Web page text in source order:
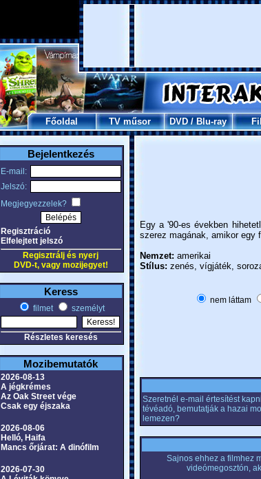
Főoldal TV műsor DVD/Blu-ray
Bejelentkezés
E-mail:
Jelszó:
Megjegyezzelek?
Regisztráció
Elfelejtett jelszó
Regisztrálj és nyerj
DVD-t, vagy mozijegyet!
Keress
filmet személyt
Részletes keresés
Mozibemutatók
2026-08-13
A jégkrémes
Az Oak Street vége
Csak egy éjszaka
2026-08-06
Helló, Haifa
Mancs őrjárat: A dinófilm
2026-07-30
Egy a '90-es években
szerez magának, amikor egy
Nemzet: amerikai
Stílus: zenés, vígjáték,
nem láttam
Szeretnél e-mail értesítést
tévéadó, bemutatják a hazai
lemezen?
Sajnos ehhez a filmhez
videómegosztón,